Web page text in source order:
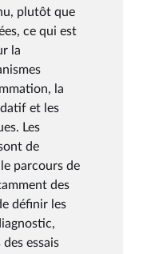
plutôt que
ce qui est
la
la
et les
Les
de
parcours de
des
définir les
essais